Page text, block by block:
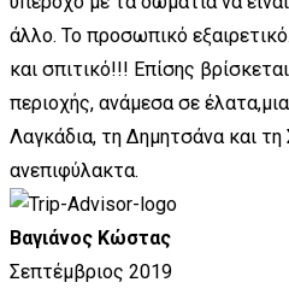
άλλο. Το προσωπικό
και σπιτικό!!! Επίσης
περιοχής, ανάμεσα σε
Λαγκάδια, τη Δημητσάνα και
ανεπιφύλακτα.
Βαγιάνος Κώστας
Σεπτέμβριος 2019